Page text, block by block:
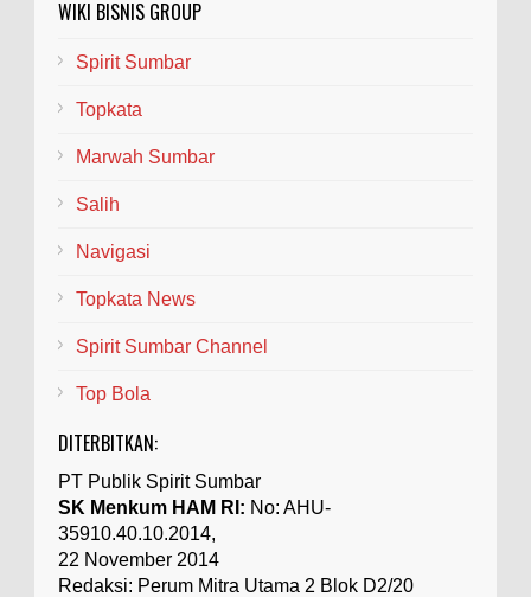
WIKI BISNIS GROUP
Spirit Sumbar
Topkata
Marwah Sumbar
Salih
Navigasi
Topkata News
Spirit Sumbar Channel
Top Bola
DITERBITKAN:
PT Publik Spirit Sumbar
SK Menkum HAM RI: No: AHU-
35910.40.10.2014,
22 November 2014
Redaksi: Perum Mitra Utama 2 Blok D2/20